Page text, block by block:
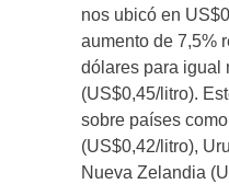
nos ubicó en
aumento de 7,5%
dólares para igual
(US$0,45/litro).
sobre países
(US$0,42/litro),
Nueva Zelandia